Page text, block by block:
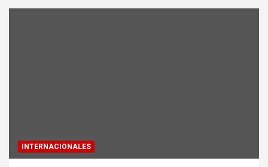
INTERNACIONALES